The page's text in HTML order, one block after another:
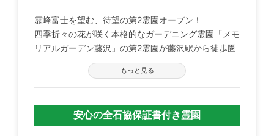
霊峰富士を望む、待望の第2霊園オープン！
四季折々の花が咲く本格的なガーデニング霊園「メモ
リアルガーデン藤沢」の第2霊園が藤沢駅から徒歩圏
内に誕生しました。 墓域からは富士山を望むことが
でき、陽当たりもよく自然豊かな環境となっていま
す。駐車場や法要室、エレベーターなど施設も充実。
全区画永代供養墓付きで後継ぎのいない方でも安心、
またペットの埋葬も可能となります。魅力溢れる近未
もっと見る
安心の全石協保証書付き霊園